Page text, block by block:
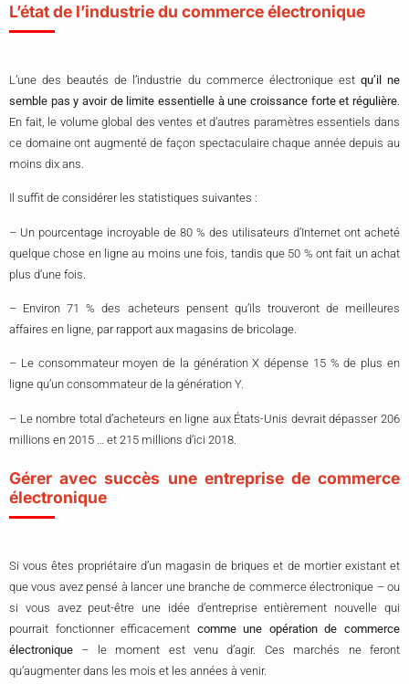
L’état de l’industrie du commerce électronique
L’une des beautés de l’industrie du commerce électronique est qu’il ne
semble pas y avoir de limite essentielle à une croissance forte et régulière
En fait, le volume global des ventes et d’autres paramètres essentiels dans
ce domaine ont augmenté de façon spectaculaire chaque année depuis au
moins dix ans.
Il suffit de considérer les statistiques suivantes :
– Un pourcentage incroyable de 80 % des utilisateurs d’Internet ont acheté
quelque chose en ligne au moins une fois, tandis que 50 % ont fait un achat
plus d’une fois.
– Environ 71 % des acheteurs pensent qu’ils trouveront de meilleures
affaires en ligne, par rapport aux magasins de bricolage.
– Le consommateur moyen de la génération X dépense 15 % de plus en
ligne qu’un consommateur de la génération Y.
– Le nombre total d’acheteurs en ligne aux États-Unis devrait dépasser 206
millions en 2015 … et 215 millions d’ici 2018.
Gérer avec succès une entreprise de commerce
électronique
Si vous êtes propriétaire d’un magasin de briques et de mortier existant et
que vous avez pensé à lancer une branche de commerce électronique – ou
si vous avez peut-être une idée d’entreprise entièrement nouvelle qui
pourrait fonctionner efficacement comme une opération de commerce
électronique – le moment est venu d’agir. Ces marchés ne feront
qu’augmenter dans les mois et les années à venir.